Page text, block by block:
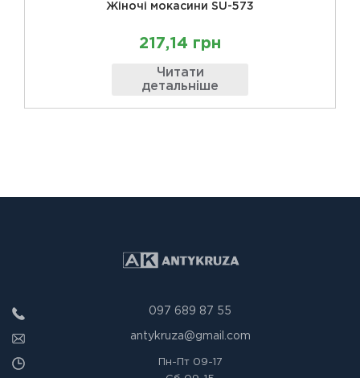
Жіночі мокасини SU-573
217,14 грн
Читати
детальніше
097 689 87 55
antykruza@gmail.com
Пн-Пт09-17